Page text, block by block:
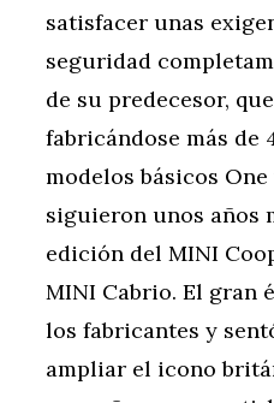
satisfacer unas
seguridad
de su predecesor,
fabricándose más de
modelos básicos
siguieron unos años
edición del MINI
MINI Cabrio. El gran
los fabricantes y
ampliar el icono